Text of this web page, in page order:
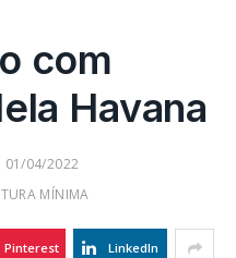
com
Havana
01/04/2022
MÍNIMA
Pinterest LinkedIn